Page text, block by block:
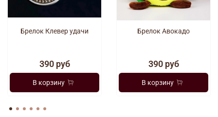
Брелок Клевер удачи
390 руб
В корзину
Брелок Авокадо
390 руб
В корзину